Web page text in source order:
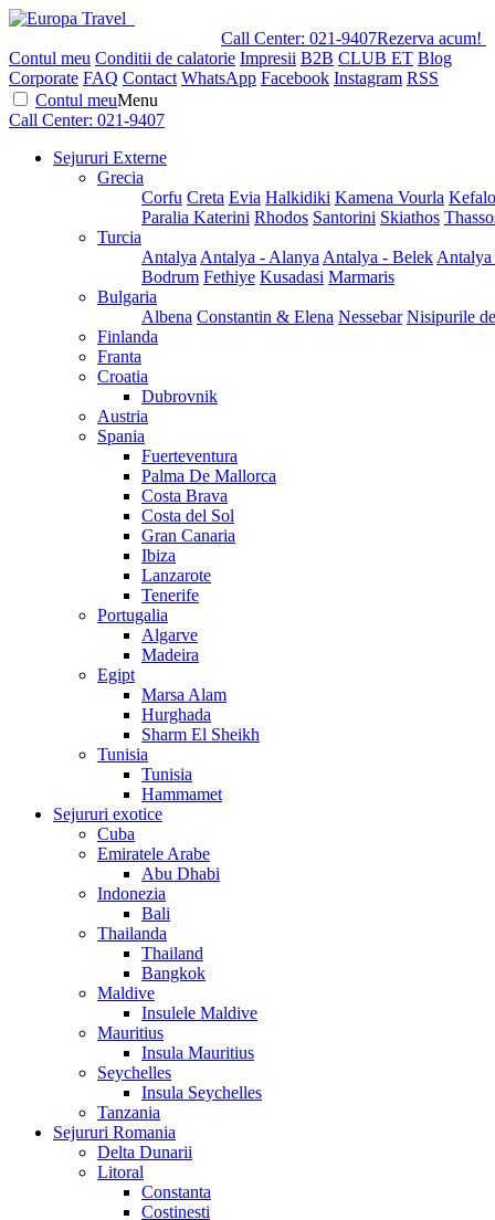
Call Center: 021-9407Rezerva acum!
Contul meu Conditii de calatorie Impresii B2B CLUB ET Blog
Corporate FAQ Contact WhatsApp Facebook Instagram RSS
Contul meuMenu
Call Center: 021-9407
Sejururi Externe
Grecia
Corfu Creta Evia Halkidiki Kamena Vourla
Paralia Katerini Rhodos Santorini Skiathos
Turcia
Antalya Antalya - Alanya Antalya - Belek
Bodrum Fethiye Kusadasi Marmaris
Bulgaria
Albena Constantin & Elena Nessebar Nisipurile
Finlanda
Franta
Croatia
Dubrovnik
Austria
Spania
Fuerteventura
Palma De Mallorca
Costa Brava
Costa del Sol
Gran Canaria
Ibiza
Lanzarote
Tenerife
Portugalia
Algarve
Madeira
Egipt
Marsa Alam
Hurghada
Sharm El Sheikh
Tunisia
Tunisia
Hammamet
Sejururi exotice
Cuba
Emiratele Arabe
Abu Dhabi
Indonezia
Bali
Thailanda
Thailand
Bangkok
Maldive
Insulele Maldive
Mauritius
Insula Mauritius
Seychelles
Insula Seychelles
Tanzania
Sejururi Romania
Delta Dunarii
Litoral
Constanta
Costinesti